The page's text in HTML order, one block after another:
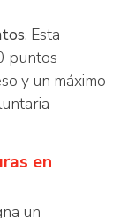
. Esta
puntos
y un máximo
en
un